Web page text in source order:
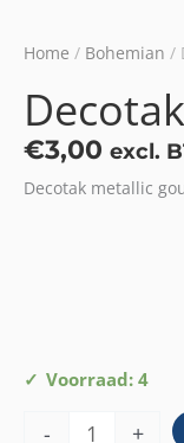
Home / Bohemian /
€3,00 excl.
Decotak metallic
Voorraad: 4
-
Decotak
goud
+